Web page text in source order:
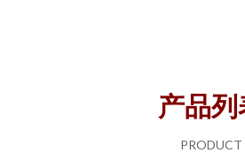
产品列
PRODUCT